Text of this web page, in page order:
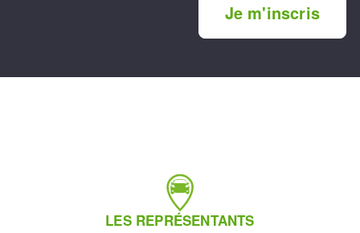
Je m'inscris
LES REPRÉSENTANTS